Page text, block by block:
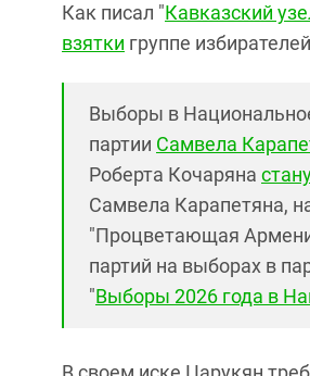
Как писал "Кавказский
взятки группе
Выборы в
партии Самвела
Роберта Кочаряна
Самвела Карапетяна,
"Процветающая
партий на выборах в
"Выборы 2026 года в